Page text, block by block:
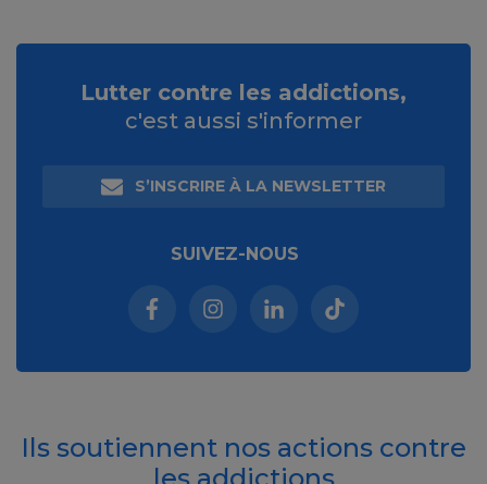
Lutter contre les addictions,
c'est aussi s'informer
S’INSCRIRE À LA NEWSLETTER
SUIVEZ-NOUS
Facebook (nouvelle fenêtre)
Instagram (nouvelle fenêtre)
Linkedin (nouvelle
Tiktok (nouvelle
Ils soutiennent nos actions contre